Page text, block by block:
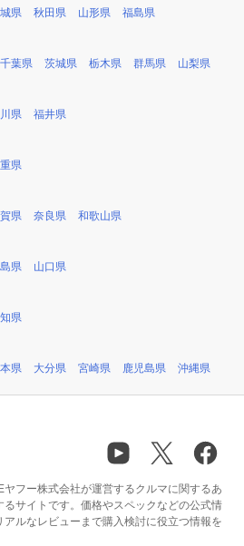
県 秋田県 山形県 福島県
千葉県 茨城県 栃木県 群馬県 山梨県
県 福井県
県
県 奈良県 和歌山県
県 山口県
県
県 大分県 宮崎県 鹿児島県 沖縄県
フー株式会社が運営するクルマに関するあ
るサイトです。価格やスペックなどの公式情
ルなレビューまで購入検討に役立つ情報を